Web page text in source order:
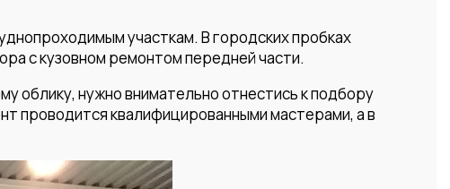
участкам. В городских пробках
с кузовном ремонтом передней части.
облику, нужно внимательно отнестись к подбору
проводится квалифицированными мастерами, а в